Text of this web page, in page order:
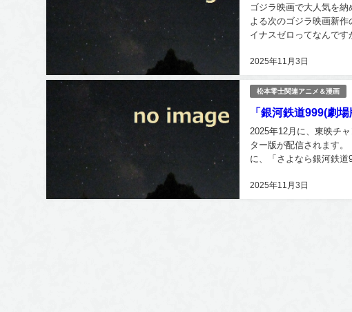
2025年11月3日
ゴジラ映画で大人気を
よる次のゴジラ映画新
イナスゼロってなんです
松本零士関連アニメ＆漫画
「銀河鉄道999(劇
2025年11月3日
2025年12月に、東映チ
ター版が配信されます。
に、「さよなら銀河鉄道